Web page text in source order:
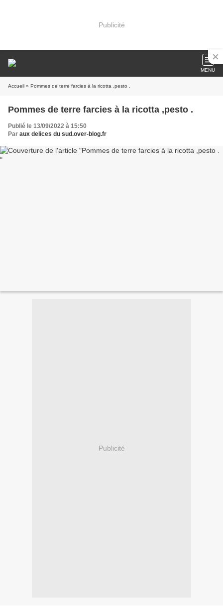
Publicité
MENU
Accueil » Pommes de terre farcies à la ricotta ,pesto .
Pommes de terre farcies à la ricotta ,pesto .
Publié le 13/09/2022 à 15:50
Par aux delices du sud.over-blog.fr
Publicité